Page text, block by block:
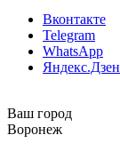
Вконтакте
Telegram
WhatsApp
Яндекс.Дзен
Ваш город
Воронеж